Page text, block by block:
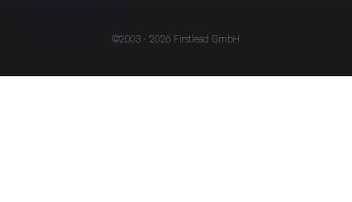
©2003 - 2026 Firstlead GmbH